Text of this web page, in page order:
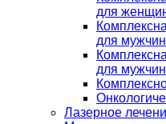
для
для
для
Лазерное